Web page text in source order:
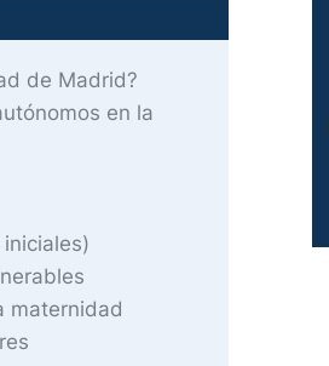
de Madrid?
en la
maternidad